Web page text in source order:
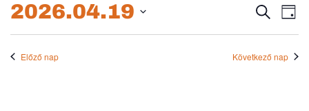
2026.04.19.
és
Keresett
kifejezés
Nap
2026.04.19
Előző nap
Következő nap